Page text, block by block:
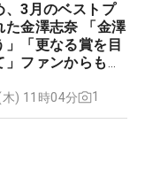
、3月のベストプ
た金澤志奈 「金澤
「更なる賞を目
ファンからも喜
) 11時04分
1